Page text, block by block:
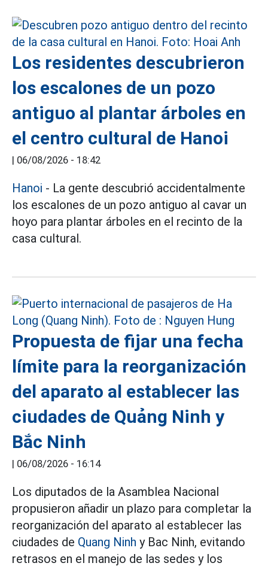
Los residentes descubrieron
los escalones de un pozo
antiguo al plantar árboles en
el centro cultural de Hanoi
06/08/2026 - 18:42
Hanoi - La gente descubrió accidentalmente
los escalones de un pozo antiguo al cavar un
hoyo para plantar árboles en el recinto de la
casa cultural.
Propuesta de fijar una fecha
límite para la reorganización
del aparato al establecer las
ciudades de Quảng Ninh y
Bắc Ninh
06/08/2026 - 16:14
Los diputados de la Asamblea Nacional
propusieron añadir un plazo para completar la
reorganización del aparato al establecer las
ciudades de Quang Ninh y Bac Ninh, evitando
retrasos en el manejo de las sedes y los